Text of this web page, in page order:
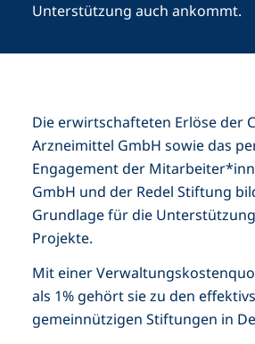
Unterstützung auch ankommt.
Die erwirtschafteten Erlöse der
Arzneimittel GmbH sowie das
Engagement der
GmbH und der Redel Stiftung
Grundlage für die
Projekte.
Mit einer
als 1% gehört sie zu den
gemeinnützigen Stiftungen in